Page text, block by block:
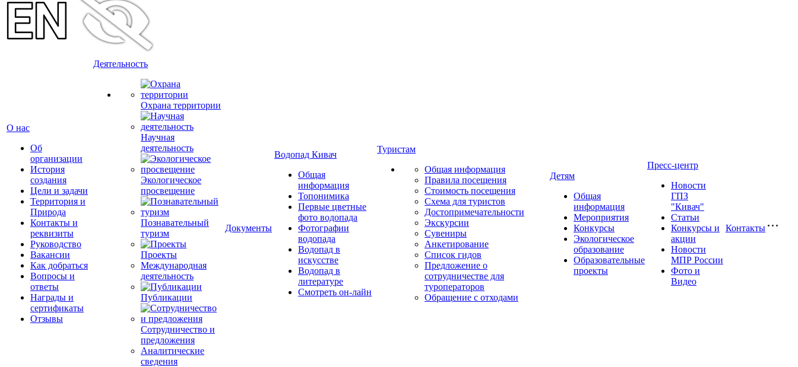
О нас
Об
организации
История
создания
Цели и задачи
Территория и
Природа
Контакты и
реквизиты
Руководство
Вакансии
Как добраться
Вопросы и
ответы
Награды и
сертификаты
Отзывы
Деятельность
Охрана территории
Научная
деятельность
Экологическое
просвещение
Познавательный
туризм
Проекты
Международная
деятельность
Публикации
Сотрудничество и
предложения
Аналитические
сведения
Документы
Водопад Кивач
Общая
информация
Топонимика
Первые цветные
фото водопада
Фотографии
водопада
Водопад в
искусстве
Водопад в
литературе
Смотреть он-лайн
Туристам
Общая информация
Правила посещения
Стоимость посещения
Схема для туристов
Достопримечательности
Экскурсии
Сувениры
Анкетирование
Список гидов
Предложение о
сотрудничестве для
туроператоров
Обращение с отходами
Детям
Общая
информация
Мероприятия
Конкурсы
Экологическое
образование
Образовательные
проекты
Пресс-центр
Новости
ГПЗ
"Кивач"
Статьи
Конкурсы и
акции
Новости
МПР России
Фото и
Видео
Контакты